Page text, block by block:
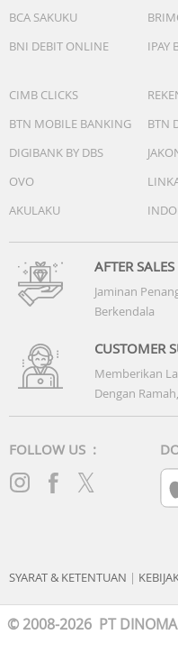
BCA SAKUKU
BNI DEBIT ONLINE
IPAY
CIMB CLICKS
BTN MOBILE BANKING
BTN
DIGIBANK BY DBS
OVO
AKULAKU
AFTER SALES
Jaminan
Berkendala
CUSTOMER
Memberikan
Dengan
FOLLOW US :
SYARAT & KETENTUAN |
© 2008-2026 PT